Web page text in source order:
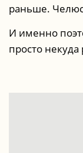
раньше.
И именно
просто некуда